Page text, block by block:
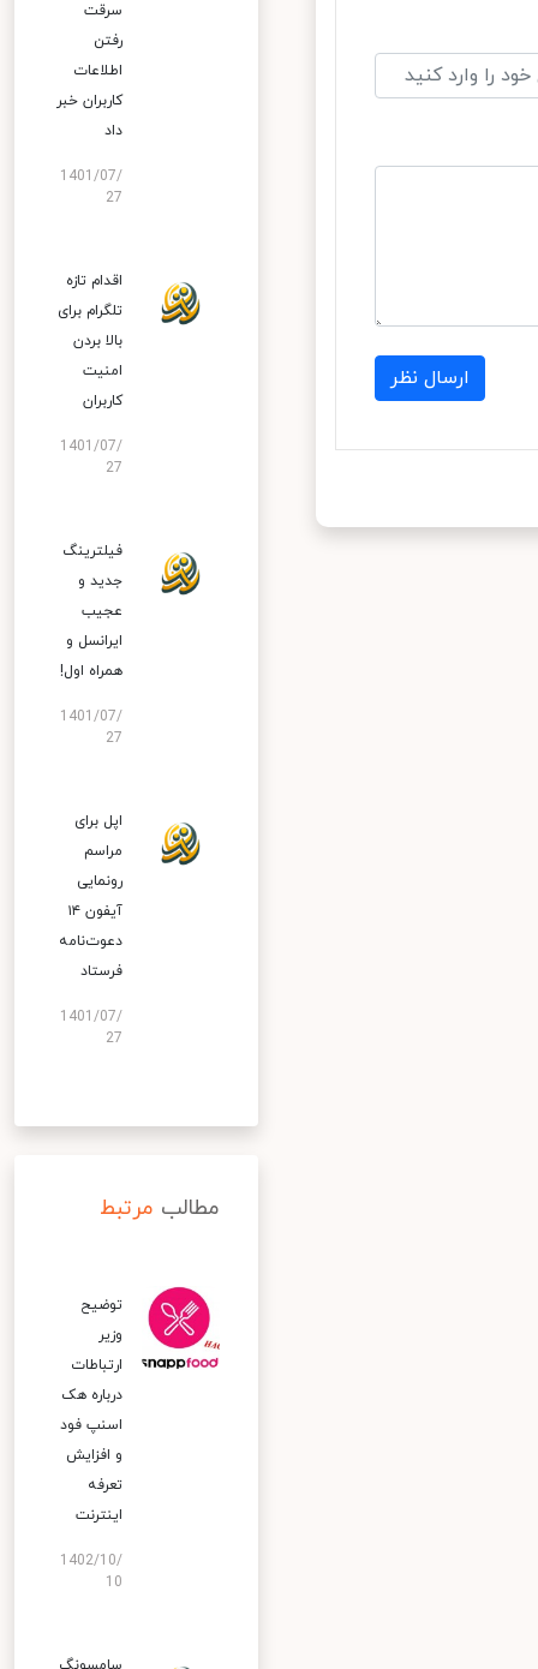
ارسال نظر
سرقت
رفتن
اطلاعات
کاربران خبر
داد
1401/07/
27
اقدام تازه
تلگرام برای
بالا بردن
امنیت
کاربران
1401/07/
27
فیلترینگ
جدید و
عجیب
ایرانسل و
همراه اول!
1401/07/
27
اپل برای
مراسم
رونمایی
آیفون ۱۴
دعوت‌نامه
فرستاد
1401/07/
27
مطالب مرتبط
توضیح
وزیر
ارتباطات
درباره هک
اسنپ‌ فود
و افزایش
تعرفه
اینترنت
1402/10/
10